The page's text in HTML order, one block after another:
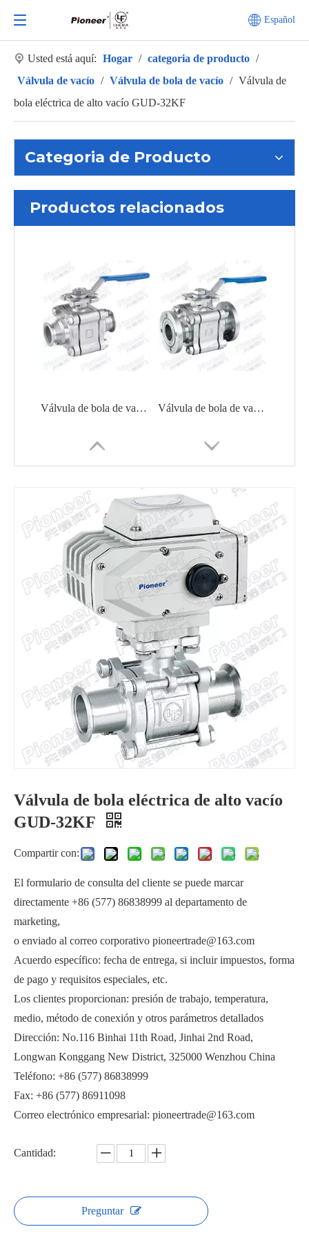
Español
Usted está aquí: Hogar / categoria de producto /
Válvula de vacío / Válvula de bola de vacío / Válvula de
bola eléctrica de alto vacío GUD-32KF
Categoria de Producto
Productos relacionados
Válvula de bola de vacío 2 vías 3 vías de acero inoxidable Válvula de bola de vacío de alta presión GU-F
Válvula de bola neumática de alto vacío GUQ-40F
Válvula de bola de brida neumática de alto vacío GUQ-50F Conductancia de alto flujo de válvula de bola Tri‑Clamp de alto vacío
Válvula de bola de ajuste de puerto en V de alto vacío GUD-PSQ
Válvula de bola eléctrica de alto vacío
GUD-32KF
Compartir con:
El formulario de consulta del cliente se puede marcar
directamente +86 (577) 86838999 al departamento de
marketing,
o enviado al correo corporativo pioneertrade@163.com
Acuerdo específico: fecha de entrega, si incluir impuestos, forma
de pago y requisitos especiales, etc.
Los clientes proporcionan: presión de trabajo, temperatura,
medio, método de conexión y otros parámetros detallados
Dirección: No.116 Binhai 11th Road, Jinhai 2nd Road,
Longwan Konggang New District, 325000 Wenzhou China
Teléfono: +86 (577) 86838999
Fax: +86 (577) 86911098
Correo electrónico empresarial: pioneertrade@163.com
Cantidad:
Preguntar